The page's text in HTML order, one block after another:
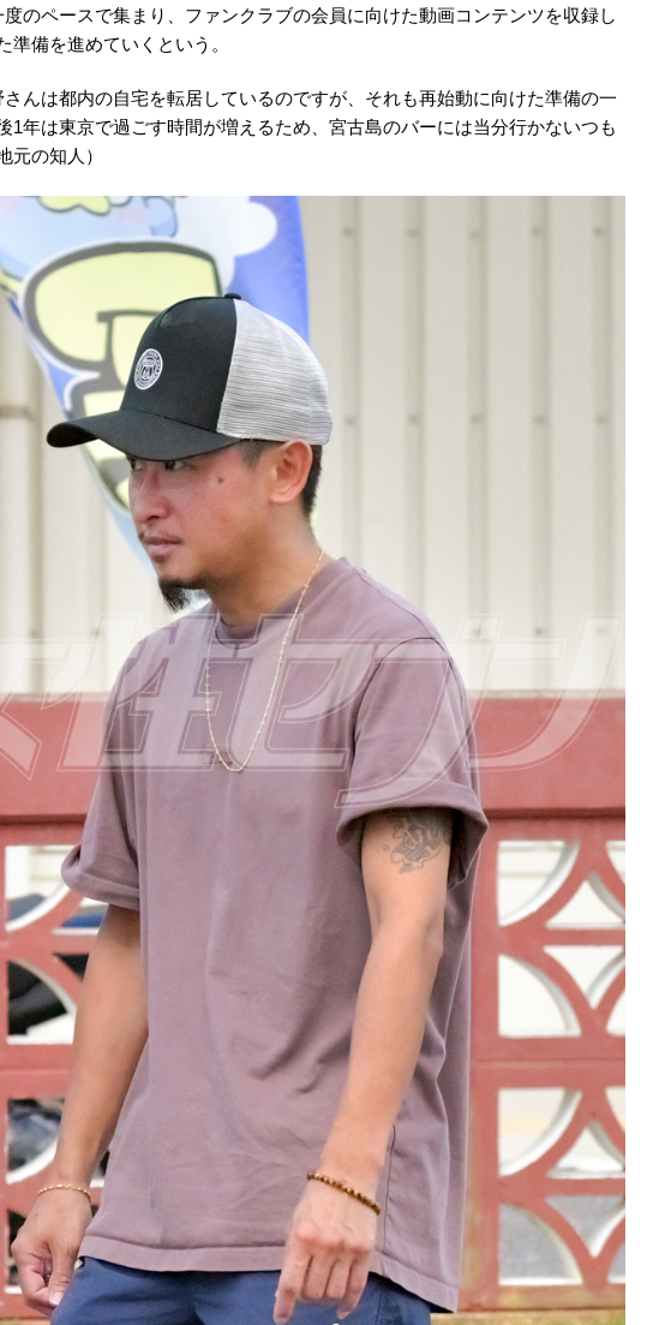
のペースで集まり、ファンクラブの会員に向けた動画コンテンツを収録し
準備を進めていくという。
さんは都内の自宅を転居しているのですが、それも再始動に向けた準備の一
1年は東京で過ごす時間が増えるため、宮古島のバーには当分行かないつも
元の知人）